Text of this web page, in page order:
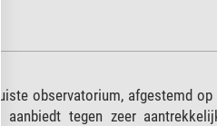
observatorium, afgestemd
aanbiedt tegen zeer